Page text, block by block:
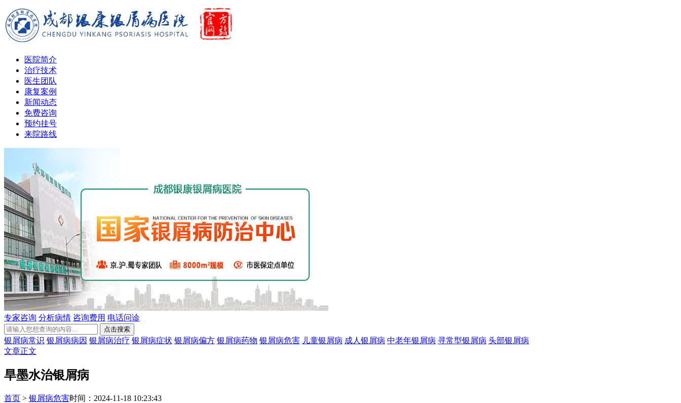
医院简介
治疗技术
医生团队
康复案例
新闻动态
免费咨询
预约挂号
来院路线
专家咨询 分析病情 咨询费用 电话问诊
银屑病常识 银屑病病因 银屑病治疗 银屑病症状 银屑病偏方 银屑病药物 银屑病危害 儿童银屑病 成人银屑病 中老年银屑病 寻常型银屑病 头部银屑病
文章正文
旱墨水治银屑病
首页 > 银屑病危害时间：2024-11-18 10:23:43